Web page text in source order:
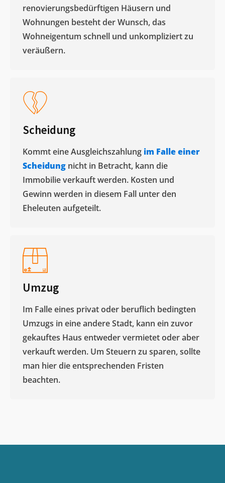
renovierungsbedürftigen Häusern und
Wohnungen besteht der Wunsch, das
Wohneigentum schnell und unkompliziert zu
veräußern. ​
Scheidung
Kommt eine Ausgleichszahlung im Falle einer
Scheidung nicht in Betracht, kann die
Immobilie verkauft werden. Kosten und
Gewinn werden in diesem Fall unter den
Eheleuten aufgeteilt.​
Umzug
Im Falle eines privat oder beruflich bedingten
Umzugs in eine andere Stadt, kann ein zuvor
gekauftes Haus entweder vermietet oder aber
verkauft werden. Um Steuern zu sparen, sollte
man hier die entsprechenden Fristen
beachten.